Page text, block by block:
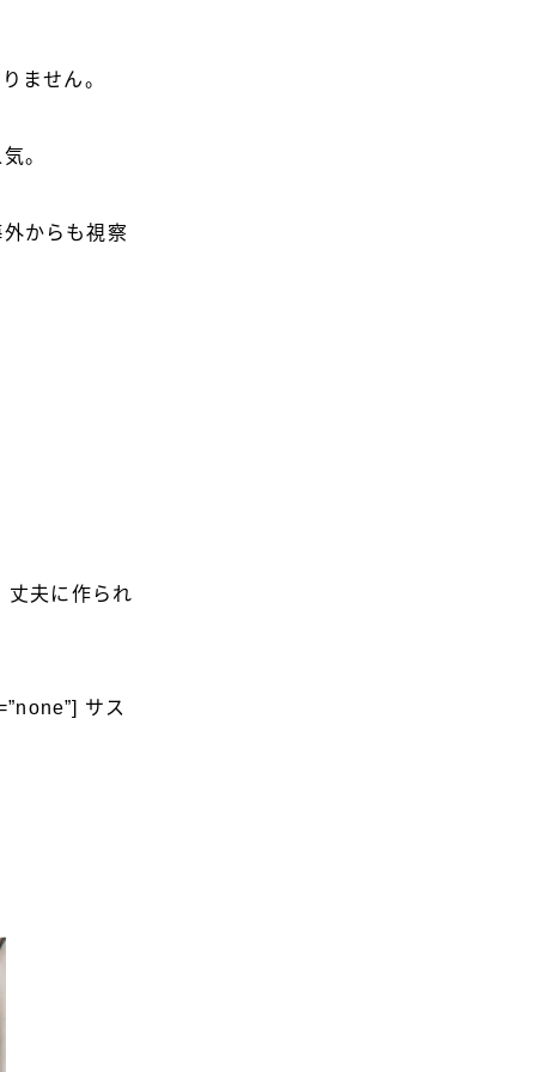
ません。
。
からも視察
丈夫に作られ
サス